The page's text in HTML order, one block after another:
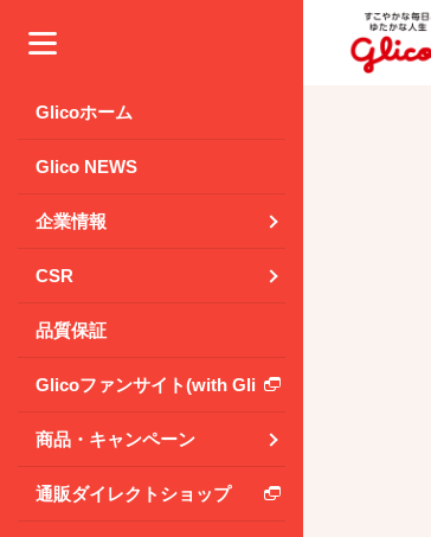
Glicoホーム
Glico NEWS
企業情報
CSR
品質保証
Glicoファンサイト(with Glico Park)
商品・キャンペーン
通販ダイレクトショップ